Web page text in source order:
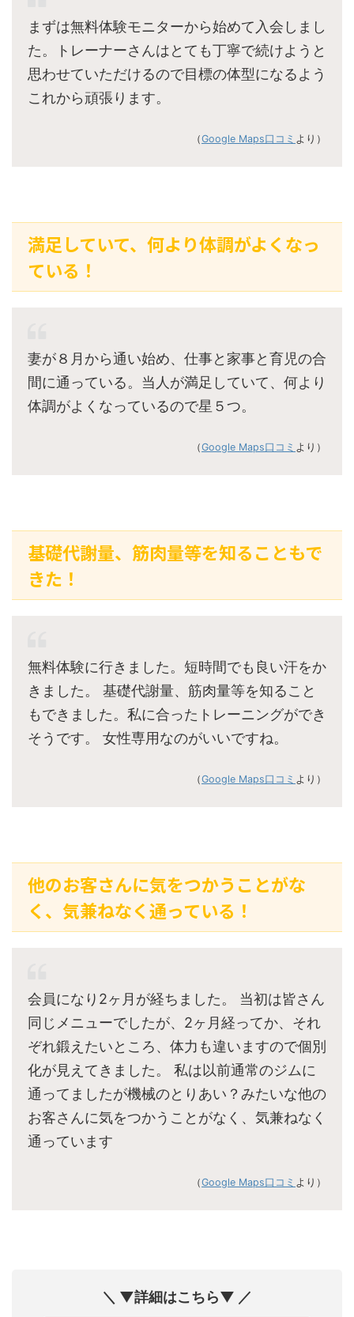
まずは無料体験モニターから始めて入会しまし
た。トレーナーさんはとても丁寧で続けようと
思わせていただけるので目標の体型になるよう
これから頑張ります。
（Google Maps口コミ より）
満足していて、何より体調がよくなっ
ている！
妻が８月から通い始め、仕事と家事と育児の合
間に通っている。当人が満足していて、何より
体調がよくなっているので星５つ。
（Google Maps口コミ より）
基礎代謝量、筋肉量等を知ることもで
きた！
無料体験に行きました。短時間でも良い汗をか
きました。 基礎代謝量、筋肉量等を知ること
もできました。私に合ったトレーニングができ
そうです。 女性専用なのがいいですね。
（Google Maps口コミ より）
他のお客さんに気をつかうことがな
く、気兼ねなく通っている！
会員になり2ヶ月が経ちました。 当初は皆さん
同じメニューでしたが、2ヶ月経ってか、それ
ぞれ鍛えたいところ、体力も違いますので個別
化が見えてきました。 私は以前通常のジムに
通ってましたが機械のとりあい？みたいな他の
お客さんに気をつかうことがなく、気兼ねなく
通っています
（Google Maps口コミ より）
＼ ▼詳細はこちら▼ ／